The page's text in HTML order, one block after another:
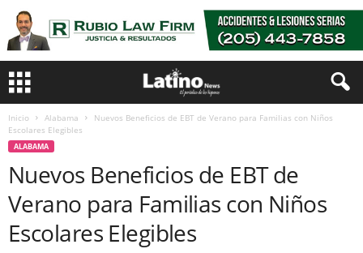
Inicio Alabama
Nuevos Beneficios de EBT de Verano para Familias con Niños
Escolares Elegibles
ALABAMA
Nuevos Beneficios de EBT de
Verano para Familias con Niños
Escolares Elegibles